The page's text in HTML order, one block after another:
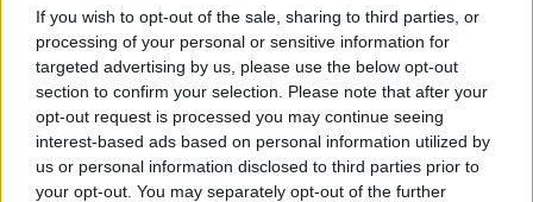
If you wish to opt-out of the sale, sharing to third parties, or
processing of your personal or sensitive information for
targeted advertising by us, please use the below opt-out
section to confirm your selection. Please note that after your
opt-out request is processed you may continue seeing
interest-based ads based on personal information utilized by
us or personal information disclosed to third parties prior to
your opt-out. You may separately opt-out of the further